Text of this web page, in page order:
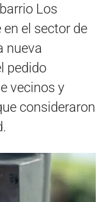
Los
el sector de
nueva
pedido
vecinos y
consideraron